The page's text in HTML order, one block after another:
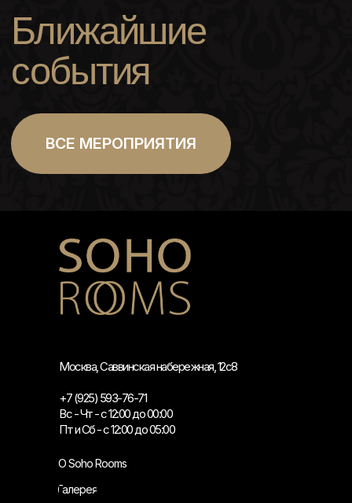
Москва, Саввинская набережная, 12с8
+7 (925) 593-76-71
Вс - Чт - с 12:00 до 00:00
Пт и Сб - с 12:00 до 05:00
О Soho Rooms
Галерея